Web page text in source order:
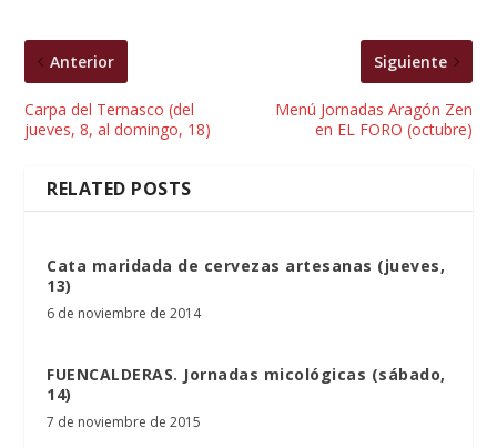
Anterior
Carpa del Ternasco (del
jueves, 8, al domingo, 18)
Siguiente
Menú Jornadas Aragón Zen
en EL FORO (octubre)
RELATED POSTS
Cata maridada de cervezas artesanas (jueves,
13)
6 de noviembre de 2014
FUENCALDERAS. Jornadas micológicas (sábado,
14)
7 de noviembre de 2015